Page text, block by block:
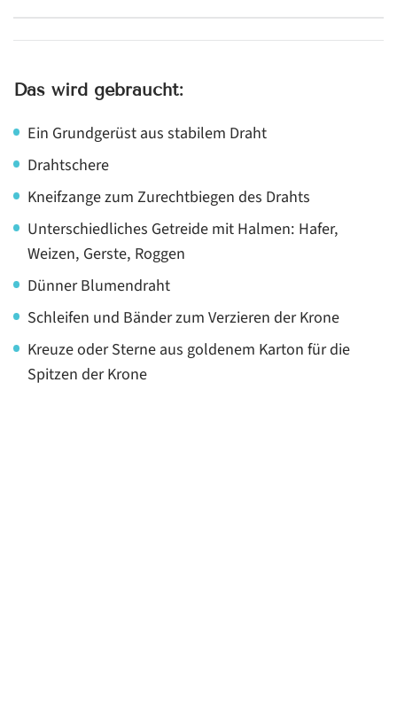
Das wird gebraucht:
Ein Grundgerüst aus stabilem Draht
Drahtschere
Kneifzange zum Zurechtbiegen des Drahts
Unterschiedliches Getreide mit Halmen: Hafer,
Weizen, Gerste, Roggen
Dünner Blumendraht
Schleifen und Bänder zum Verzieren der Krone
Kreuze oder Sterne aus goldenem Karton für die
Spitzen der Krone